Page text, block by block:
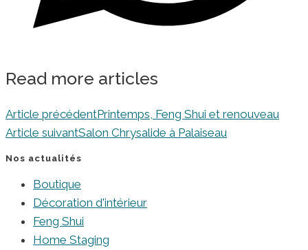
Read more articles
Article précédentPrintemps, Feng Shui et renouveau
Article suivantSalon Chrysalide à Palaiseau
Nos actualités
Boutique
Décoration d'intérieur
Feng Shui
Home Staging